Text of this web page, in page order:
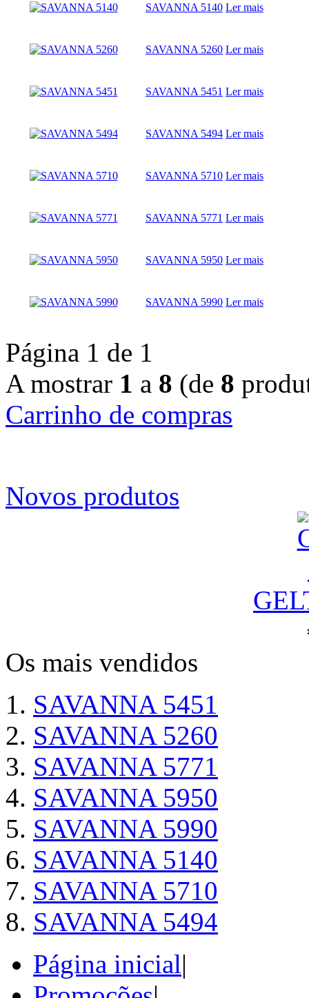
SAVANNA 5140 Ler mais
SAVANNA 5260 Ler mais
SAVANNA 5451 Ler mais
SAVANNA 5494 Ler mais
SAVANNA 5710 Ler mais
SAVANNA 5771 Ler mais
SAVANNA 5950 Ler mais
SAVANNA 5990 Ler mais
Página 1 de 1
A mostrar 1 a 8 (de 8
Carrinho de compras
Novos produtos
Os mais vendidos
SAVANNA 5451
SAVANNA 5260
SAVANNA 5771
SAVANNA 5950
SAVANNA 5990
SAVANNA 5140
SAVANNA 5710
SAVANNA 5494
Página inicial|